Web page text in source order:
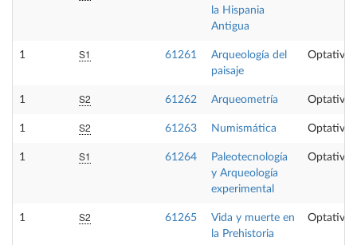
la Hispania
Antigua
1 S1 61261
Arqueología del
paisaje
Optativa
1 S2 61262 Arqueometría Optativa
1 S2 61263 Numismática Optativa
1 S1 61264
Paleotecnología
y Arqueología
experimental
Optativa
1 S2 61265
Vida y muerte en
la Prehistoria
Optativa